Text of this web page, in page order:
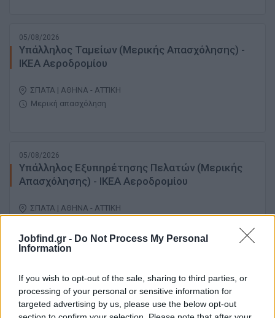
Jobfind.gr - Do Not Process My Personal
Information
If you wish to opt-out of the sale, sharing to third parties, or
processing of your personal or sensitive information for
targeted advertising by us, please use the below opt-out
05/08/2026
Υπάλληλος Ταμείων (Μερικής Απασχόλησης) -
ΙΚΕΑ Αεροδρομίου
ΣΠΑΤΑ | ΑΘΗΝΑ - ΑΤΤΙΚΗ
Μερική απασχόληση
05/08/2026
Υπάλληλος Εξυπηρέτησης Πελατών (Mερικής
Aπασχόλησης) - ΙΚΕΑ Αεροδρομίου
ΣΠΑΤΑ | ΑΘΗΝΑ - ΑΤΤΙΚΗ
31/07/2026
Υπεύθυνος Τομέα Πωλήσεων (Πλήρης
απασχόληση) - ΙΚΕΑ ΗΡΑΚΛΕΙΟ